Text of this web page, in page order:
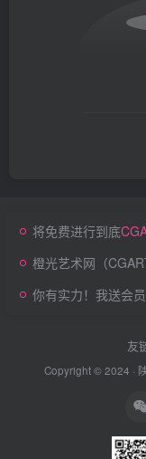
将免费进行到底
橙光艺术网（
你有实力！我送会
友
Copyright © 2024 ·